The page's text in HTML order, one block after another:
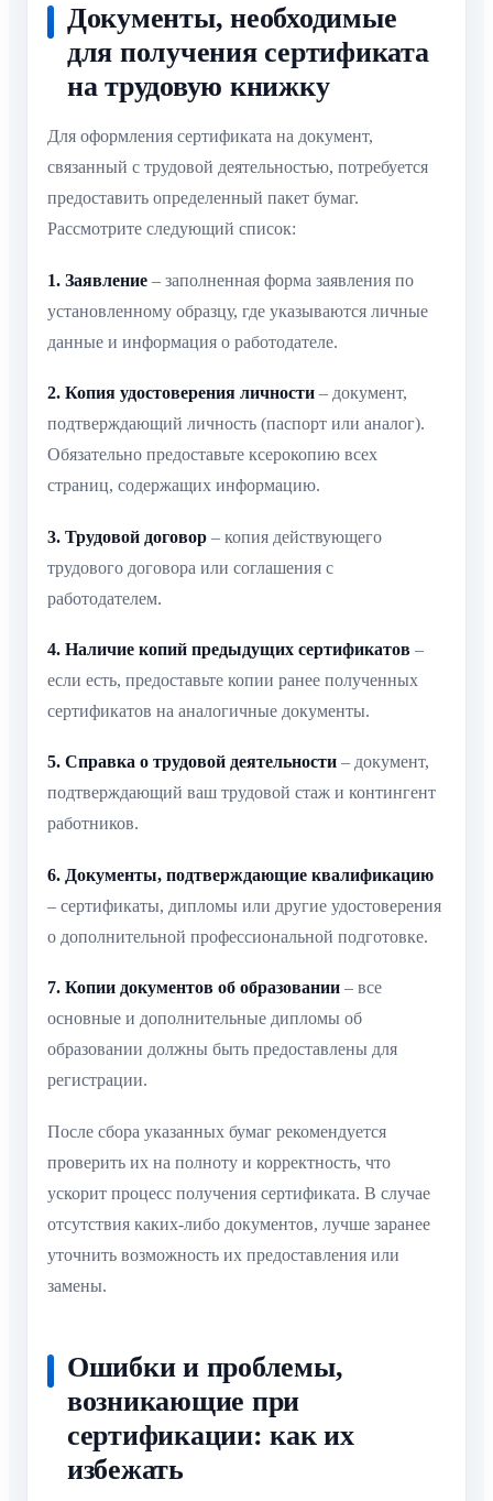
Документы, необходимые
для получения сертификата
на трудовую книжку
Для оформления сертификата на документ,
связанный с трудовой деятельностью, потребуется
предоставить определенный пакет бумаг.
Рассмотрите следующий список:
1. Заявление – заполненная форма заявления по
установленному образцу, где указываются личные
данные и информация о работодателе.
2. Копия удостоверения личности – документ,
подтверждающий личность (паспорт или аналог).
Обязательно предоставьте ксерокопию всех
страниц, содержащих информацию.
3. Трудовой договор – копия действующего
трудового договора или соглашения с
работодателем.
4. Наличие копий предыдущих сертификатов –
если есть, предоставьте копии ранее полученных
сертификатов на аналогичные документы.
5. Справка о трудовой деятельности – документ,
подтверждающий ваш трудовой стаж и контингент
работников.
6. Документы, подтверждающие квалификацию
– сертификаты, дипломы или другие удостоверения
о дополнительной профессиональной подготовке.
7. Копии документов об образовании – все
основные и дополнительные дипломы об
образовании должны быть предоставлены для
регистрации.
После сбора указанных бумаг рекомендуется
проверить их на полноту и корректность, что
ускорит процесс получения сертификата. В случае
отсутствия каких-либо документов, лучше заранее
уточнить возможность их предоставления или
замены.
Ошибки и проблемы,
возникающие при
сертификации: как их
избежать